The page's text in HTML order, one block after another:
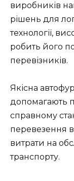
виробників
рішень для
технології,
робить його
перевізників.
Якісна
допомагають
справному
перевезення
витрати на
транспорту.